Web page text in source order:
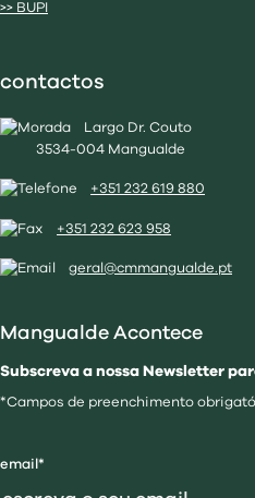
>> BUPI
contactos
Largo Dr. Couto
3534-004 Mangualde
+351 232 619 880
+351 232 623 958
geral@cmmangualde.pt
Mangualde Acontece
Subscreva a nossa Newsletter
*Campos de preenchimento
email*